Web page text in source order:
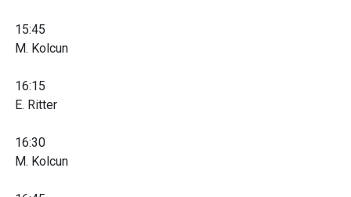
15:45
M. Kolcun
16:15
E. Ritter
16:30
M. Kolcun